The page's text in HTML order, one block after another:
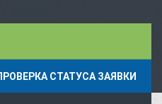
СТАТУСА ЗАЯВКИ